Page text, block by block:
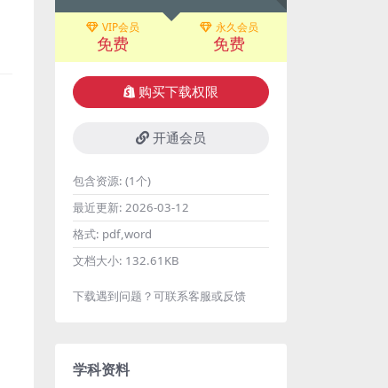
VIP会员
免费
永久会员
免费
购买下载权限
开通会员
包含资源: (1个)
最近更新: 2026-03-12
格式: pdf,word
文档大小: 132.61KB
下载遇到问题？可联系客服或反馈
学科资料